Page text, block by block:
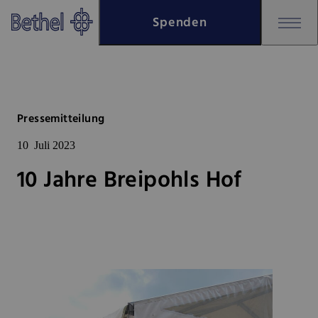
Zum Hauptinhalt springen
Zur Fußzeile springen
Spenden
Pressemitteilung
10 Juli 2023
10 Jahre Breipohls Hof